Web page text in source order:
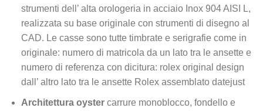
strumenti dell’ alta orologeria in acciaio Inox 904 AISI L,
realizzata su base originale con strumenti di disegno al
CAD. Le casse sono tutte timbrate e serigrafie come in
originale: numero di matricola da un lato tra le ansette e
numero di referenza con dicitura: rolex original design
dall’ altro lato tra le ansette Rolex assemblato datejust
Architettura oyster carrure monoblocco, fondello e